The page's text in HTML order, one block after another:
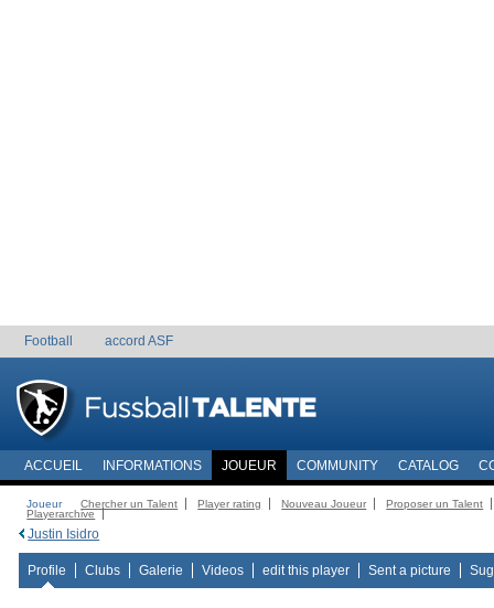
Football accord ASF
ACCUEIL INFORMATIONS JOUEUR COMMUNITY CATALOG
Joueur Chercher un Talent Player rating Nouveau Joueur
Proposer un Talent
Playerarchive
Justin Isidro
Profile Clubs Galerie Videos edit this player Sent a picture